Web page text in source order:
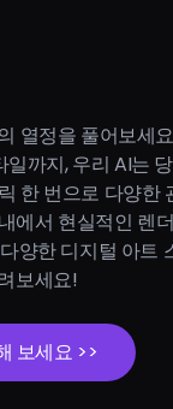
열정을 풀어보세
까지, 우리 AI는
한 번으로 다양한
에서 현실적인 렌
양한 디지털 아트
보세요!
보세요 >>